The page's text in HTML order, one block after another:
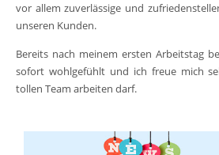
vor allem zuverlässige und
unseren Kunden.
Bereits nach meinem ersten Arbeitstag
sofort wohlgefühlt und ich freue mich
tollen Team arbeiten darf.